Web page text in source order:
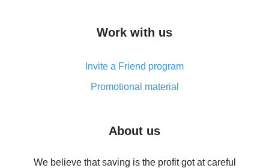
simple methods
8% cash back on AliExpress - saving real money is a
real thing
Five ways to get the most cash back on AliExpress
back
Work with us
Invite a Friend program
Promotional material
About us
We believe that saving is the profit got at careful